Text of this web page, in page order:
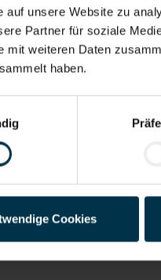
auf unsere Website zu
Partner für soziale
mit weiteren Daten
haben.
Cookies
Weiterbildung
3478,51 pro Monat.
Talent.
kann, den perfekten Job zu
Bewerber*innen entspricht
bei uns Zugang zu